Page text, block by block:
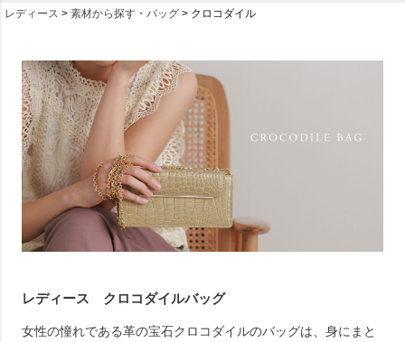
レディース 素材から探す・バッグ クロコダイル
レディース クロコダイルバッグ
女性の憧れである革の宝石クロコダイルのバッグは、身にまと